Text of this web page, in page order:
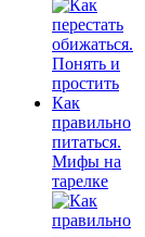
Как
правильно
питаться.
Мифы на
тарелке